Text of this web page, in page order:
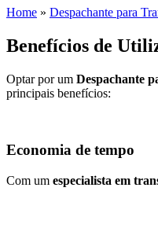
Home » Despachante para
Benefícios de
Optar por um Despachante
principais benefícios:
Economia de tempo
Com um especialista em